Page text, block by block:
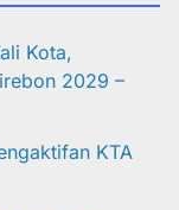
Kota,
2029 –
KTA